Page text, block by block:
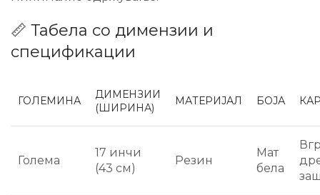
📏 Табела со димензии и
спецификации
ГОЛЕМИНА
ДИМЕНЗИИ
(ШИРИНА)
МАТЕРИЈАЛ БОЈА
Голема
17 инчи
(43 см)
Резин
Мат
бела